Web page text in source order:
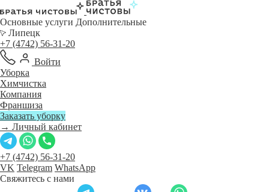
Основные услуги Дополнительные
Липецк
+7 (4742) 56-31-20
Войти
Уборка
Химчистка
Компания
Франшиза
Заказать уборку
→ Личный кабинет
+7 (4742) 56-31-20
VK Telegram WhatsApp
Свяжитесь с нами